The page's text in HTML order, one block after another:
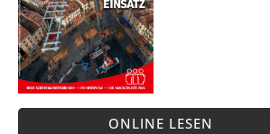
ONLINE LESEN